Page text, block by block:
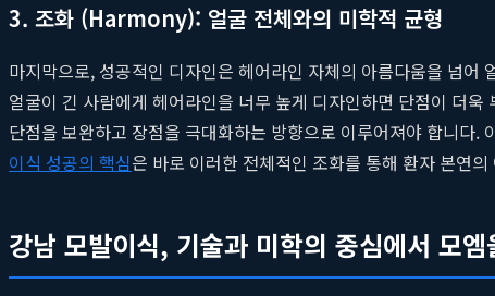
3. 조화 (Harmony): 얼굴 전체와의 미학적 균형
마지막으로, 성공적인 디자인은 헤어라인 자체의 아름다움을 넘
얼굴이 긴 사람에게 헤어라인을 너무 높게 디자인하면 단점이 더
단점을 보완하고 장점을 극대화하는 방향으로 이루어져야 합니다
이식 성공의 핵심은 바로 이러한 전체적인 조화를 통해 환자 본연
강남 모발이식, 기술과 미학의 중심에서 모